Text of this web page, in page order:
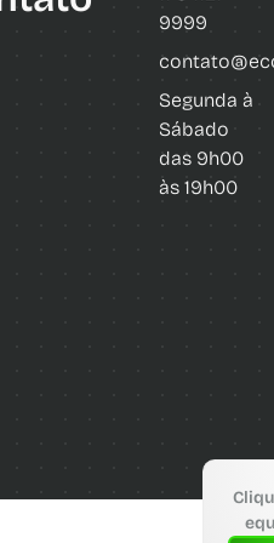
9999
Segunda à
Sábado
das 9h00
às 19h00